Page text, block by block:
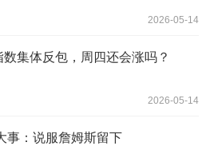
2026-05-14
集体反包，周四还会涨吗？
2026-05-14
事：说服詹姆斯留下